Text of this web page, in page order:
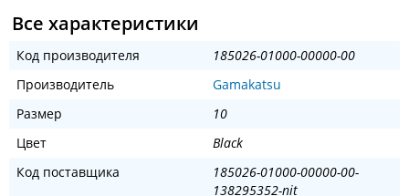
Все характеристики
Код производителя
185026-01000-00000-00
Производитель
Gamakatsu
Размер
10
Цвет
Black
Код поставщика
185026-01000-00000-00-
138295352-nit